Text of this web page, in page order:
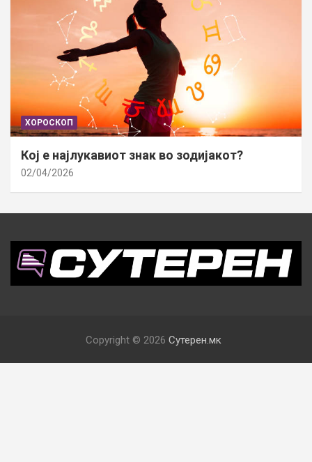
ХОРОСКОП
Кој е најлукавиот знак во зодијакот?
02/04/2026
Copyright © 2026 Сутерен.мк